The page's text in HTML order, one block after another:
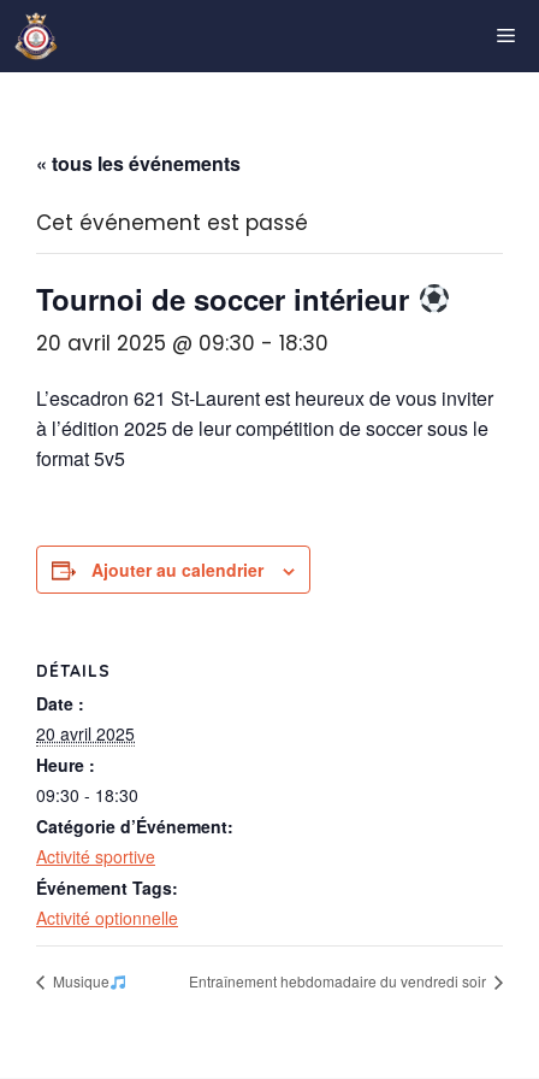
Aller
au
contenu
« tous les événements
Cet événement est passé
Tournoi de soccer intérieur
20 avril 2025 @ 09:30 - 18:30
L’escadron 621 St-Laurent est heureux de vous inviter
à l’édition 2025 de leur compétition de soccer sous le
format 5v5
Ajouter au calendrier
DÉTAILS
Date :
20 avril 2025
Heure :
09:30 - 18:30
Catégorie d’Événement:
Activité sportive
Événement Tags:
Activité optionnelle
Musique Entraînement hebdomadaire du vendredi soir